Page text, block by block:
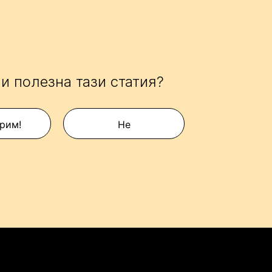
полезна тази статия?
Не